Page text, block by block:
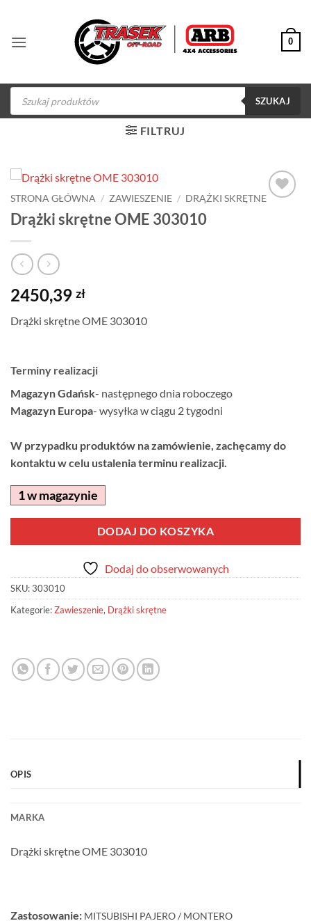
zawartości
0
Wyszukiwarka
produktów
SZUKAJ
FILTRUJ
STRONA GŁÓWNA / ZAWIESZENIE / DRĄŻKI SKRĘTNE
Drążki skrętne OME 303010
2450,39 zł
Drążki skrętne OME 303010
Terminy realizacji
Magazyn Gdańsk- następnego dnia roboczego
Magazyn Europa- wysyłka w ciągu 2 tygodni
W przypadku produktów na zamówienie, zachęcamy do
kontaktu w celu ustalenia terminu realizacji.
1 w magazynie
DODAJ DO KOSZYKA
Dodaj do obserwowanych
SKU:303010
Kategorie:Zawieszenie, Drążki skrętne
OPIS
MARKA
Drążki skrętne OME 303010
Zastosowanie: MITSUBISHI PAJERO / MONTERO